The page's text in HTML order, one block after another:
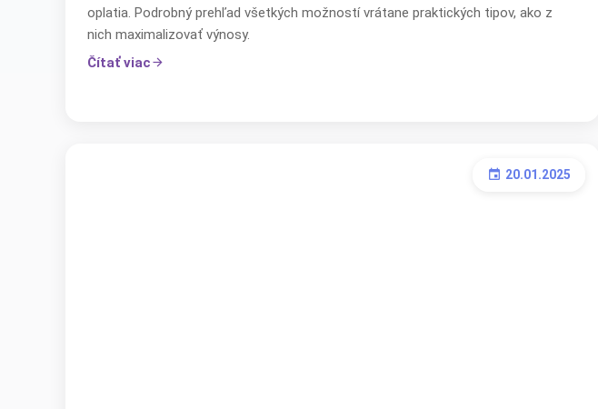
oplatia. Podrobný prehľad všetkých možností vrátane praktických tipov, ako z
nich maximalizovať výnosy.
Čítať viac arrow_forward
event 20.01.2025